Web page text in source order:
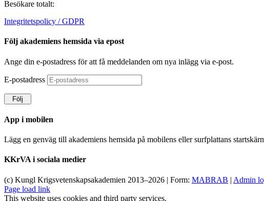
Besökare totalt:
Integritetspolicy / GDPR
Följ akademiens hemsida via epost
Ange din e-postadress för att få meddelanden om nya inlägg via e-post.
E-postadress
Följ
App i mobilen
Lägg en genväg till akademiens hemsida på mobilens eller surfplattans
KKrVA i sociala medier
(c) Kungl Krigsvetenskapsakademien 2013–2026 | Form: MABRAB | Admin
Page load link
This website uses cookies and third party services.